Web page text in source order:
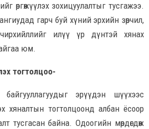
өргөжүүлэх зохицуулалтыг тусгажээ.
гарч буй хүний эрхийн зөрчил,
илүү үр дүнтэй хянах
юм.
тогтолцоо-
эрүүдэн шүүхээс
хяналтын тогтолцоонд албан ёсоор
тусгасан байна. Одоогийн мөрдөгдөж